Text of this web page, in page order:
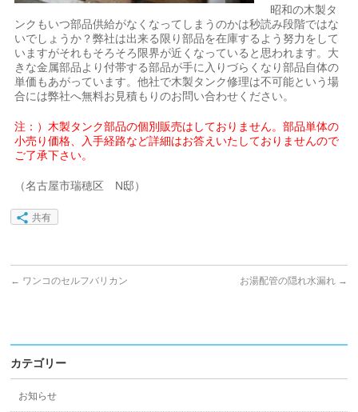
昭和の木製タ
ンクもいつ部品供給がなくなってしまうのかは秒読み段階ではな
いでしょうか？弊社は出来る限り部品を在庫するよう努力をして
いますがそれもそろそろ限界が近くなっていると思われます。大
きな金属部品より付帯する部品が手に入りづらくなり部品自体の
単価もあがっています。他社で木製タンク修理は不可能という場
合には弊社へ無料お見積もりのお問い合わせください。
注：）木製タンク部品の個別販売はしておりません。部品単体の
小売り価格、入手経路など詳細はお答えいたしておりませんので
ご了承下さい。
（名古屋市瑞穂区 N邸）
共有
← ワンコのセルフバリカン お湯配管の隠れ水漏れ →
カテゴリー
お知らせ